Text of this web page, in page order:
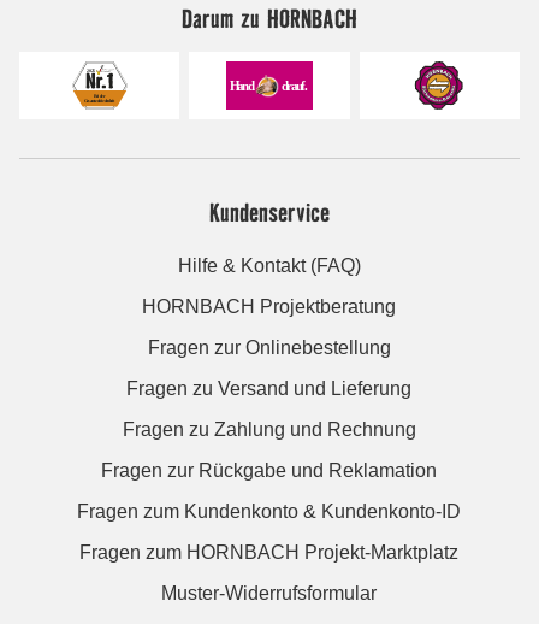
Darum zu HORNBACH
Kundenservice
Hilfe & Kontakt (FAQ)
HORNBACH Projektberatung
Fragen zur Onlinebestellung
Fragen zu Versand und Lieferung
Fragen zu Zahlung und Rechnung
Fragen zur Rückgabe und Reklamation
Fragen zum Kundenkonto & Kundenkonto-ID
Fragen zum HORNBACH Projekt-Marktplatz
Muster-Widerrufsformular